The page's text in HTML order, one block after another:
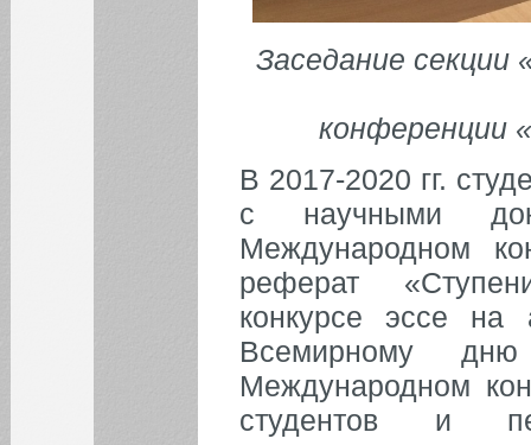
Заседание секции
конференции
В 2017-2020 гг.
с научными
Международном
реферат
конкурсе эссе на
Всемирному дню
Международном
студентов и